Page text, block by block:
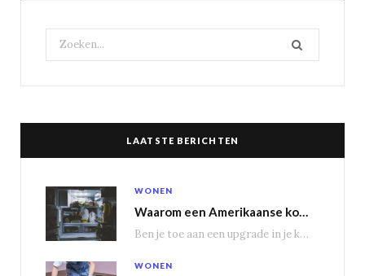
Search
for:
LAATSTE BERICHTEN
WONEN
Waarom een Amerikaanse koelkast je keuken transformeert
Ben je toe aan een upgrade in je keuken? Dan is een Amerikaanse koelkast misschien…
WONEN